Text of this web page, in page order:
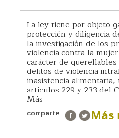
La ley tiene por objeto
protección y diligencia
la investigación de los
violencia contra la
carácter de
delitos de violencia
inasistencia
artículos 229 y 233 del
Más
comparte Más